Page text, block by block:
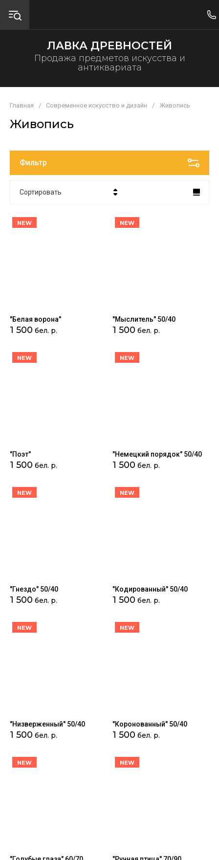
ЛАВКА ДРЕВНОСТЕЙ
Продажа предметов искусства и
антиквариата
Главная / Современное искусство и дизайн / Живопись
Живопись
Фильтр
Сортировать
Цена - возрастание
NEW
"Белая ворона"
1 500 бел. р.
NEW
"Мыслитель" 50/40
1 500 бел. р.
NEW
"Поэт"
1 500 бел. р.
NEW
"Немецкий порядок" 50/40
1 500 бел. р.
NEW
"Гнездо" 50/40
1 500 бел. р.
NEW
"Кодированный" 50/40
1 500 бел. р.
NEW
"Низверженный" 50/40
1 500 бел. р.
NEW
"Коронованный" 50/40
1 500 бел. р.
NEW NEW